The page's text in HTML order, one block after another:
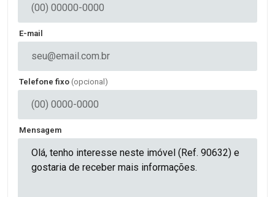
E-mail
Telefone fixo (opcional)
Mensagem